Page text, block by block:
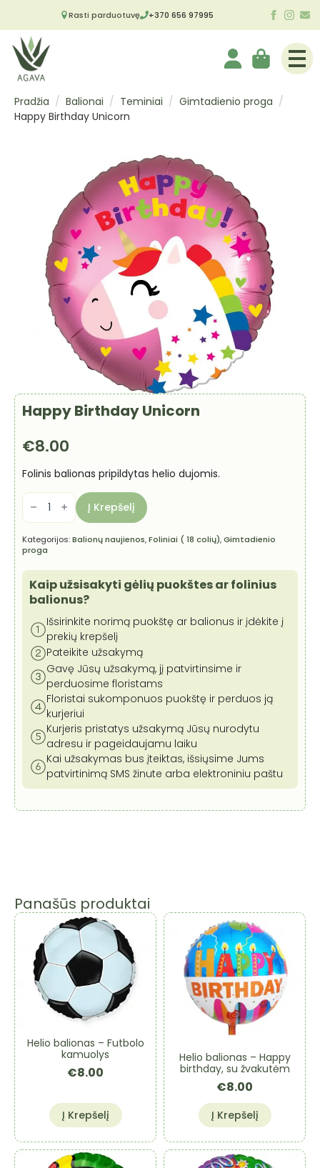
Rasti parduotuvę +370 656 97995
Pradžia Balionai Teminiai
Gimtadienio proga
Happy Birthday Unicorn
Happy Birthday Unicorn
€8.00
Folinis balionas pripildytas helio dujomis.
produkto
kiekis:
Happy
Birthday
Unicorn
Į Krepšelį
Kategorijos:Balionų naujienos,Foliniai ( 18 colių),Gimtadienio
proga
Kaip užsisakyti gėlių puokštes ar folinius
balionus?
Išsirinkite norimą puokštę ar balionus ir įdėkite į
prekių krepšelį
Pateikite užsakymą
Gavę Jūsų užsakymą, jį patvirtinsime ir
perduosime floristams
Floristai sukomponuos puokštę ir perduos ją
kurjeriui
Kurjeris pristatys užsakymą Jūsų nurodytu
adresu ir pageidaujamu laiku
Kai užsakymas bus įteiktas, išsiųsime Jums
patvirtinimą SMS žinute arba elektroniniu paštu
Panašūs produktai
Helio balionas – Futbolo
kamuolys
€8.00
Į Krepšelį
Helio balionas – Happy
birthday, su žvakutėm
€8.00
Į Krepšelį